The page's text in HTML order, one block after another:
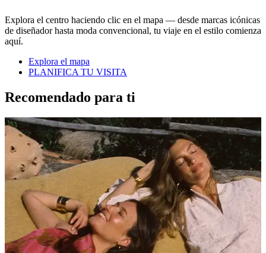
Explora el centro haciendo clic en el mapa — desde marcas icónicas
de diseñador hasta moda convencional, tu viaje en el estilo comienza
aquí.
Explora el mapa
PLANIFICA TU VISITA
Recomendado para ti